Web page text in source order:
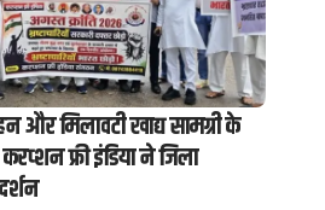
और मिलावटी खाद्य सामग्री के
फ्री इंडिया ने जिला